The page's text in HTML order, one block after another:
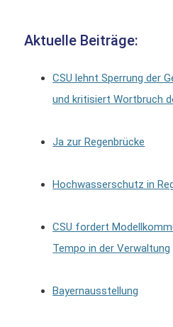
Aktuelle Beiträge:
CSU lehnt Sperrung der
und kritisiert Wortbruch
Ja zur Regenbrücke
Hochwasserschutz in
CSU fordert
Tempo in der Verwaltung
Bayernausstellung